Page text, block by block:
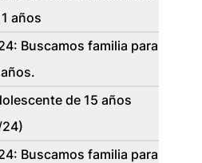
años
Buscamos familia para
de 15 años
24)
Buscamos familia para